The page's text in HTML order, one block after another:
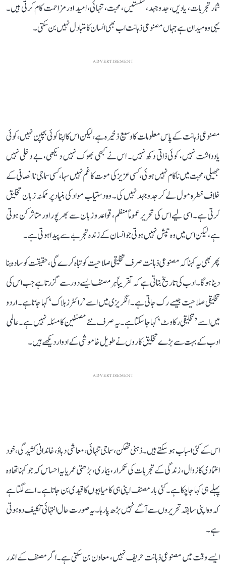
شمار تجربات، یادیں، جدوجہد، شکستیں، محبت، تنہائی، امید اور مزاحمت کام کرتی ہیں۔
یہی وہ میدان ہے جہاں مصنوعی ذہانت اب بھی انسان کا متبادل نہیں بن سکتی۔
ADVERTISEMENT
مصنوعی ذہانت کے پاس معلومات کا وسیع ذخیرہ ہے، لیکن اس کا اپنا کوئی بچپن نہیں، کوئی
یادداشت نہیں، کوئی ذاتی دکھ نہیں۔ اس نے کبھی بھوک نہیں دیکھی، بے دخلی نہیں
جھیلی، محبت میں ناکام نہیں ہوئی، کسی عزیز کی موت کا غم نہیں سہا، کسی سماجی ناانصافی کے
خلاف خطرہ مول لے کر جدوجہد نہیں کی۔ وہ دستیاب مواد کی بنیاد پر ممکنہ زبان تخلیق
کرتی ہے۔ اسی لیے اس کی تحریر عموماً منظم، قواعد و زبان سے بھرپور اور متاثر کن ہوتی
ہے، لیکن اس میں وہ تپش نہیں ہوتی جو انسان کے زندہ تجربے سے پیدا ہوتی ہے۔
پھر بھی یہ کہنا کہ مصنوعی ذہانت صرف تخلیقی صلاحیت کو تباہ کرے گی، حقیقت کو سادہ بنا
دینا ہوگا۔ ادب کی تاریخ بتاتی ہے کہ تقریباً ہر مصنف ایسے دور سے گزرتا ہے جب اس کی
تخلیقی صلاحیت جیسے رک جاتی ہے۔ انگریزی میں اسے ’رائٹرز بلاک‘ کہا جاتا ہے۔ اردو
میں اسے ’تخلیقی رکاوٹ‘ کہا جا سکتا ہے۔ یہ صرف نئے مصنفین کا مسئلہ نہیں ہے۔ عالمی
ادب کے بہت سے بڑے تخلیق کاروں نے طویل خاموشی کے ادوار دیکھے ہیں۔
ADVERTISEMENT
اس کے کئی اسباب ہو سکتے ہیں۔ ذہنی تھکن، سماجی تنہائی، معاشی دباؤ، خاندانی کشیدگی، خود
اعتمادی کا زوال، زندگی کے تجربات کی تکرار، بیماری، بڑھتی عمر یا یہ احساس کہ جو کہنا تھا وہ
پہلے ہی کہا جا چکا ہے۔ کئی بار مصنف اپنی ہی کامیابیوں کا قیدی بن جاتا ہے۔ اسے لگتا ہے
کہ وہ اپنی سابقہ تحریروں سے آگے نہیں بڑھ پا رہا۔ یہ صورت حال انتہائی تکلیف دہ ہوتی
ہے۔
ایسے وقت میں مصنوعی ذہانت حریف نہیں، معاون بن سکتی ہے۔ اگر مصنف کے اندر